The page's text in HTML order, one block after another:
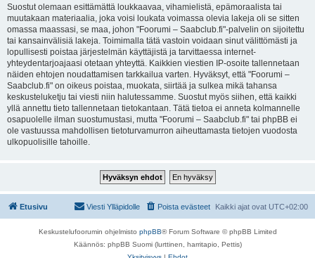
Suostut olemaan esittämättä loukkaavaa, vihamielistä, epämoraalista tai
muutakaan materiaalia, joka voisi loukata voimassa olevia lakeja oli se sitten
omassa maassasi, se maa, johon "Foorumi – Saabclub.fi"-palvelin on sijoitettu
tai kansainvälisiä lakeja. Toimimalla tätä vastoin voidaan sinut välittömästi ja
lopullisesti poistaa järjestelmän käyttäjistä ja tarvittaessa internet-
yhteydentarjoajaasi otetaan yhteyttä. Kaikkien viestien IP-osoite tallennetaan
näiden ehtojen noudattamisen tarkkailua varten. Hyväksyt, että "Foorumi –
Saabclub.fi" on oikeus poistaa, muokata, siirtää ja sulkea mikä tahansa
keskusteluketju tai viesti niin halutessamme. Suostut myös siihen, että kaikki
yllä annettu tieto tallennetaan tietokantaan. Tätä tietoa ei anneta kolmannelle
osapuolelle ilman suostumustasi, mutta "Foorumi – Saabclub.fi" tai phpBB ei
ole vastuussa mahdollisen tietoturvamurron aiheuttamasta tietojen vuodosta
ulkopuolisille tahoille.
Etusivu Kaikki ajat ovat UTC+02:00
Poista evästeet
Viesti Ylläpidolle
Keskustelufoorumin ohjelmisto phpBB® Forum Software © phpBB Limited
Käännös: phpBB Suomi (lurttinen, harritapio, Pettis)